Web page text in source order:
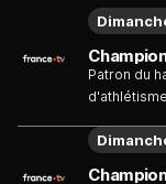
Patron du
au micro